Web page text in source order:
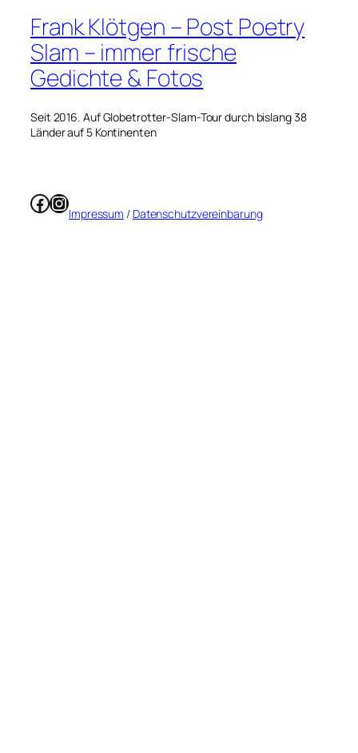
Frank Klötgen – Post Poetry
Slam – immer frische
Gedichte & Fotos
Seit 2016. Auf Globetrotter-Slam-Tour durch bislang 38
Länder auf 5 Kontinenten
Facebook
Instagram
Impressum / Datenschutzvereinbarung